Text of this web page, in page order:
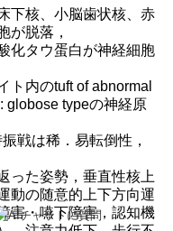
下核、小脳歯状核、赤
が脱落，
白が神経細胞
ト内のtuft of abnormal
globose typeの神経原
戦は稀．易転倒性，
った姿勢，垂直性核上
動の随意的上下方向運
害・嚥下障害，認知機